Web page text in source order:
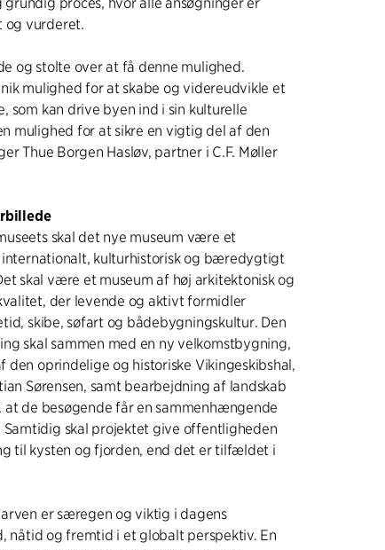
og vurderet.
og stolte over at få denne mulighed.
mulighed for at skabe og videreudvikle et
som kan drive byen ind i sin kulturelle
mulighed for at sikre en vigtig del af den
Thue Borgen Hasløv, partner i C.F. Møller
skal det nye museum være et
kulturhistorisk og bæredygtigt
skal være et museum af høj arkitektonisk og
der levende og aktivt formidler
skibe, søfart og bådebygningskultur. Den
skal sammen med en ny velkomstbygning,
den oprindelige og historiske Vikingeskibshal,
Sørensen, samt bearbejdning af landskab
at de besøgende får en sammenhængende
Samtidig skal projektet give offentligheden
til kysten og fjorden, end det er tilfældet i
er særegen og viktig i dagens
nåtid og fremtid i et globalt perspektiv. En